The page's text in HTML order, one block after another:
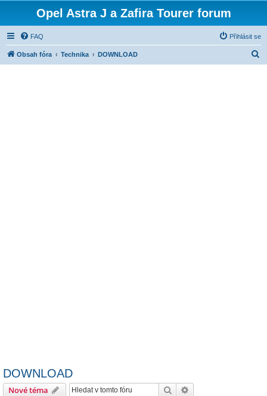
Opel Astra J a Zafira Tourer forum
FAQ Přihlásit se
Obsah fóra Technika DOWNLOAD
DOWNLOAD
Nové téma Hledat